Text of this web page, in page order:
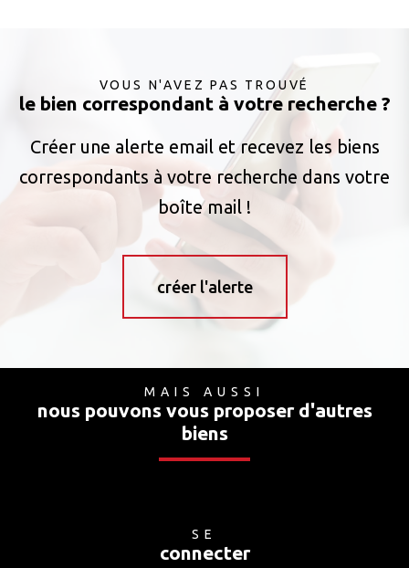
VOUS N'AVEZ PAS TROUVÉ
le bien correspondant à votre recherche ?
Créer une alerte email et recevez les biens
correspondants à votre recherche dans votre
boîte mail !
créer l'alerte
MAIS AUSSI
nous pouvons vous proposer d'autres
biens
SE
connecter